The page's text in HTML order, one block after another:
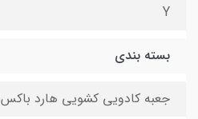
Y
بسته بندی
جعبه کادویی کشویی هارد باکس